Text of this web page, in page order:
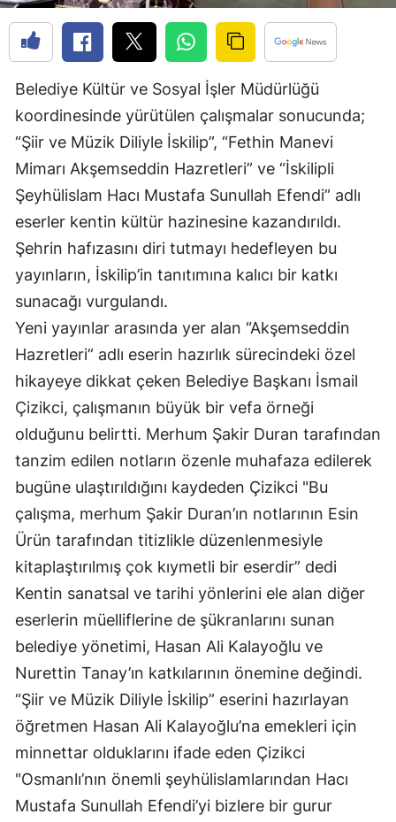
Diyarbakır
Edirne
Elazığ
Erzincan
Erzurum
Eskişehir
Gaziantep
Giresun
Hakkari
Hatay
Isparta
Mersin
İstanbul
İzmir
Kastamonu
Kayseri
Kırklareli
Kırşehir
Kocaeli
Konya
Kütahya
Belediye Kültür ve Sosyal İşler Müdürlüğü
koordinesinde yürütülen çalışmalar sonucunda;
“Şiir ve Müzik Diliyle İskilip”, “Fethin Manevi
Mimarı Akşemseddin Hazretleri” ve “İskilipli
Şeyhülislam Hacı Mustafa Sunullah Efendi” adlı
eserler kentin kültür hazinesine kazandırıldı.
Şehrin hafızasını diri tutmayı hedefleyen bu
yayınların, İskilip’in tanıtımına kalıcı bir katkı
sunacağı vurgulandı.
Yeni yayınlar arasında yer alan “Akşemseddin
Hazretleri” adlı eserin hazırlık sürecindeki özel
hikayeye dikkat çeken Belediye Başkanı İsmail
Çizikci, çalışmanın büyük bir vefa örneği
olduğunu belirtti. Merhum Şakir Duran tarafından
tanzim edilen notların özenle muhafaza edilerek
bugüne ulaştırıldığını kaydeden Çizikci "Bu
çalışma, merhum Şakir Duran’ın notlarının Esin
Ürün tarafından titizlikle düzenlenmesiyle
kitaplaştırılmış çok kıymetli bir eserdir” dedi
Kentin sanatsal ve tarihi yönlerini ele alan diğer
eserlerin müelliflerine de şükranlarını sunan
belediye yönetimi, Hasan Ali Kalayoğlu ve
Nurettin Tanay’ın katkılarının önemine değindi.
“Şiir ve Müzik Diliyle İskilip” eserini hazırlayan
öğretmen Hasan Ali Kalayoğlu’na emekleri için
minnettar olduklarını ifade eden Çizikci
"Osmanlı’nın önemli şeyhülislamlarından Hacı
Mustafa Sunullah Efendi’yi bizlere bir gurur